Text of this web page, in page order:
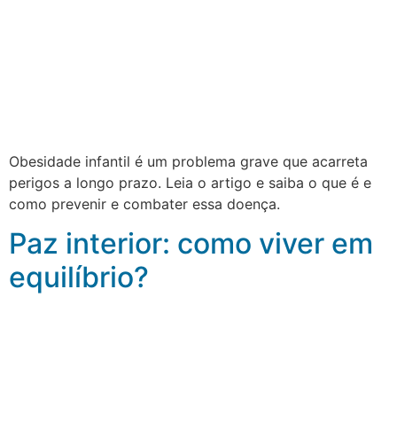
Obesidade infantil é um problema grave que acarreta
perigos a longo prazo. Leia o artigo e saiba o que é e
como prevenir e combater essa doença.
Paz interior: como viver em
equilíbrio?